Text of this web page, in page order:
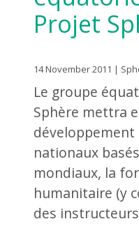
Projet
14 November 2011 |
Le groupe
Sphère mettra
développement
nationaux
mondiaux, la
humanitaire (y
des